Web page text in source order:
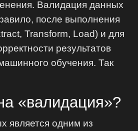
Валидация данных
после выполнения
Transform, Load) и для
результатов
обучения. Так
«валидация»?
является одним из